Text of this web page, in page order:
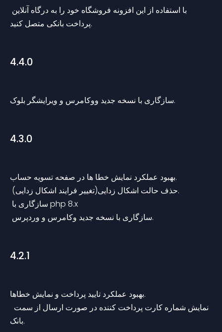
با استفاده از این افزونه فروشگاه خود را به درگاه آنلاین
پرداخت بانکی متصل کنید.
4.4.0
سازگاری با نسخه جدید ووکامرس و ویرایشگر بلوک.
4.3.0
بهبود عملکرد نمایش خطا ها در صفحه تسویه حساب.
حذف حالت اشکال زدایی(تغییر فرایند اشکال زدایی).
سازگاری با php 8.x
سازگاری با نسخه جدید وکامرس و وردپرس.
4.2.1
بهبود عملکرد تایید پرداخت و نمایش خطاها.
بانک.